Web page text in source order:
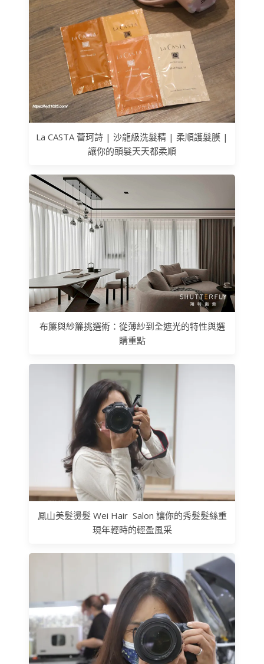
La CASTA 蕾珂詩 | 沙龍級洗髮精 | 柔順護髮膜 |
讓你的頭髮天天都柔順
布簾與紗簾挑選術：從薄紗到全遮光的特性與選
購重點
鳳山美髮燙髮 Wei Hair Salon 讓你的秀髮髮絲重
現年輕時的輕盈風采